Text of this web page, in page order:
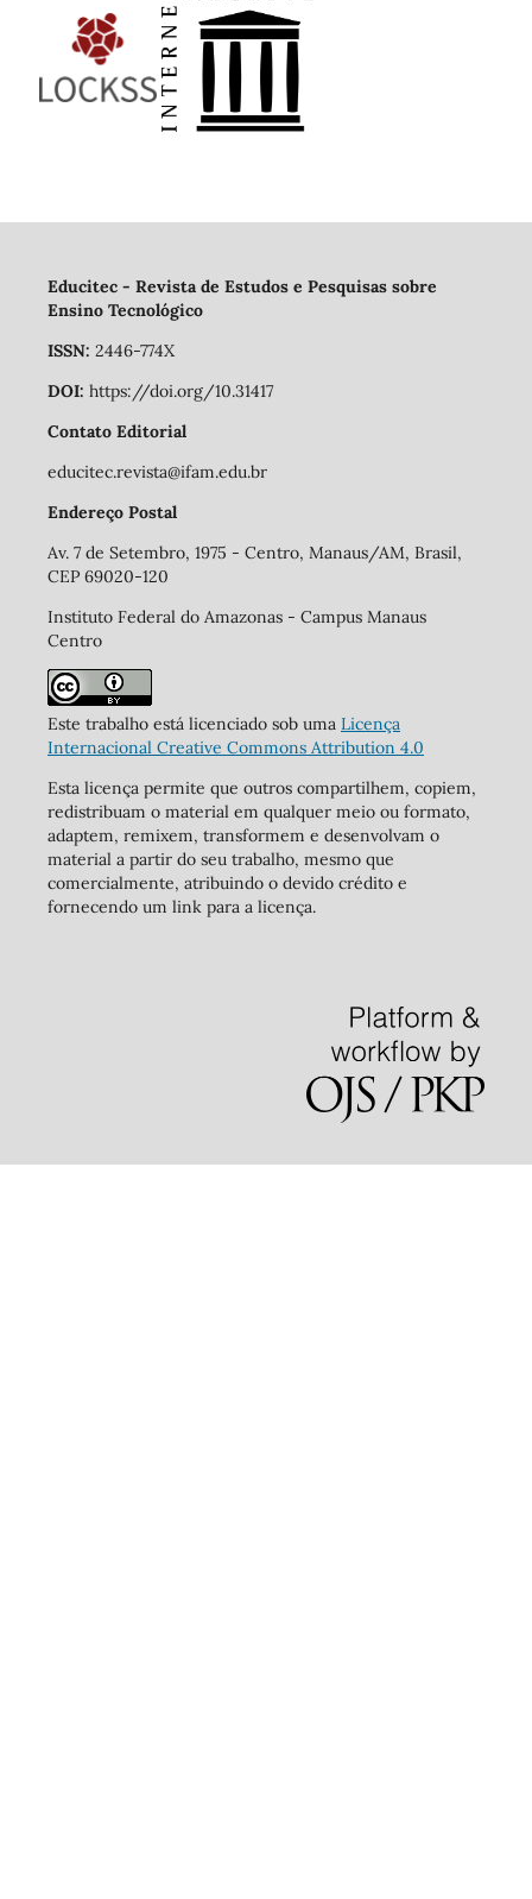
Educitec - Revista de Estudos e Pesquisas sobre
Ensino Tecnológico
ISSN: 2446-774X
DOI: https://doi.org/10.31417
Contato Editorial
educitec.revista@ifam.edu.br
Endereço Postal
Av. 7 de Setembro, 1975 - Centro, Manaus/AM, Brasil,
CEP 69020-120
Instituto Federal do Amazonas - Campus Manaus
Centro
Este trabalho está licenciado sob uma Licença
Internacional Creative Commons Attribution 4.0
Esta licença permite que outros compartilhem, copiem,
redistribuam o material em qualquer meio ou formato,
adaptem, remixem, transformem e desenvolvam o
material a partir do seu trabalho, mesmo que
comercialmente, atribuindo o devido crédito e
fornecendo um link para a licença.